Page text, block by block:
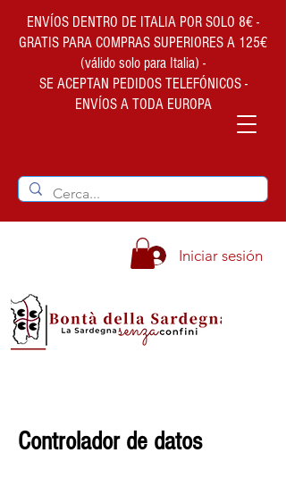
ENVÍOS DENTRO DE ITALIA POR SOLO 8€ -
GRATIS PARA COMPRAS SUPERIORES A 125€
(válido solo para Italia) -
SE ACEPTAN PEDIDOS TELEFÓNICOS -
ENVÍOS A TODA EUROPA
Iniciar sesión
Controlador de datos